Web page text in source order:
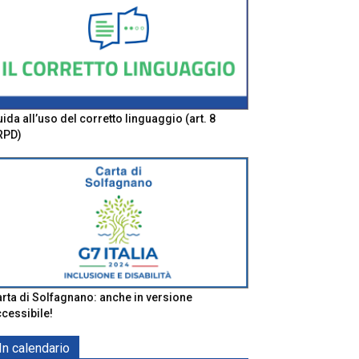
all’uso del corretto linguaggio (art. 8
di Solfagnano: anche in versione
In calendario